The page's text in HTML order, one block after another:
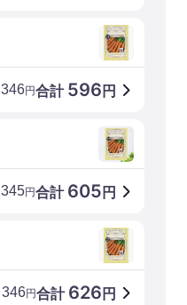
合計 596 円
346円
合計 605 円
345円
合計 626 円
346円